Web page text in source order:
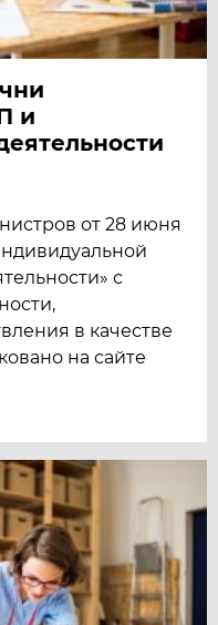
и
от 28 июня
с
в качестве
на сайте